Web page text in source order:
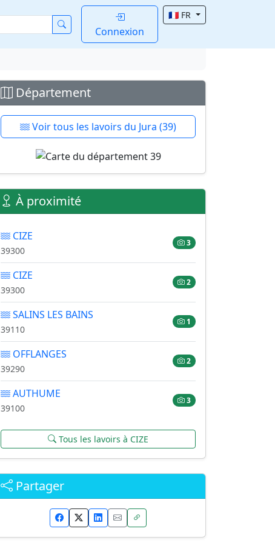
Connexion
🇫🇷 FR
Département
Voir tous les lavoirs du Jura (39)
À proximité
CIZE
39300
3
CIZE
39300
2
SALINS LES BAINS
39110
1
OFFLANGES
39290
2
AUTHUME
39100
3
Tous les lavoirs à CIZE
Partager